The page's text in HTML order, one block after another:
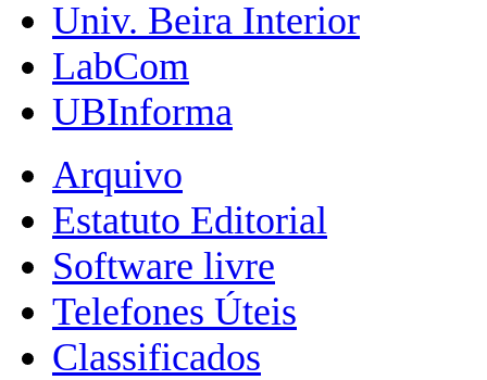
Univ. Beira Interior
LabCom
UBInforma
Arquivo
Estatuto Editorial
Software livre
Telefones Úteis
Classificados